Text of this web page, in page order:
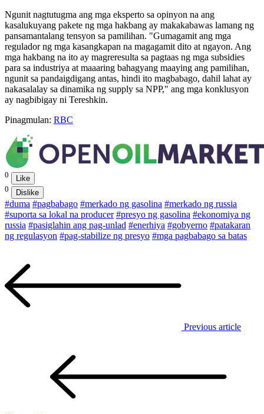
Ngunit nagtutugma ang mga eksperto sa opinyon na ang
kasalukuyang pakete ng mga hakbang ay makakabawas lamang ng
pansamantalang tensyon sa pamilihan. "Gumagamit ang mga
regulador ng mga kasangkapan na magagamit dito at ngayon. Ang
mga hakbang na ito ay magreresulta sa pagtaas ng mga subsidies
para sa industriya at maaaring bahagyang maaying ang pamilihan,
ngunit sa pandaigdigang antas, hindi ito magbabago, dahil lahat ay
nakasalalay sa dinamika ng supply sa NPP," ang mga konklusyon
ay nagbibigay ni Tereshkin.
Pinagmulan: RBC
0
Like
0
Dislike
#duma #pagbabago #merkado ng gasolina #merkado ng russia
#suporta sa lokal na producer #presyo ng gasolina #ekonomiya ng
russia #pasiglahin ang pag-unlad #enerhiya #gobyerno #patakaran
ng regulasyon #pag-stabilize ng presyo #mga pagbabago sa batas
Previous article